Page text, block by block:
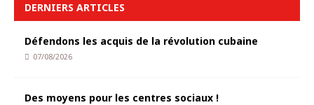
DERNIERS ARTICLES
Défendons les acquis de la révolution cubaine
07/08/2026
Des moyens pour les centres sociaux !